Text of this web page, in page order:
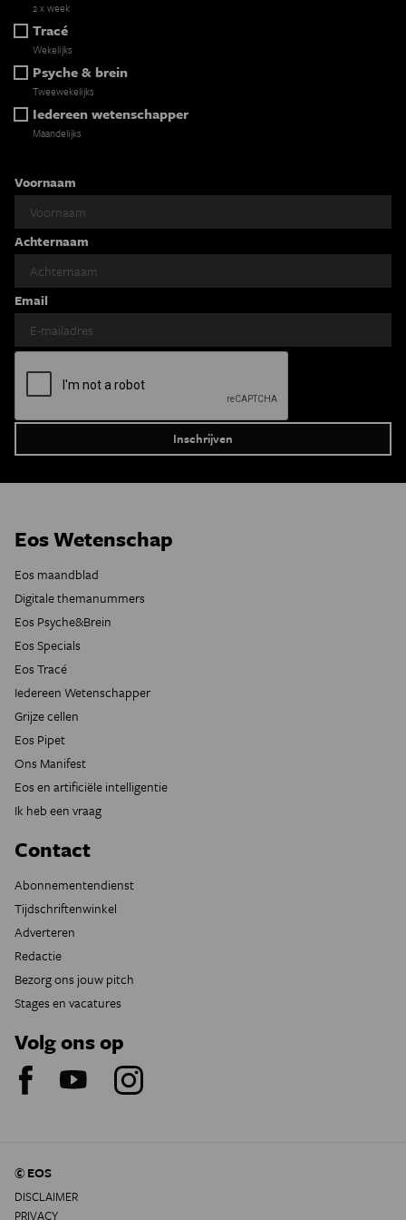
2 x week
Tracé
Wekelijks
Psyche & brein
Tweewekelijks
Iedereen wetenschapper
Maandelijks
Voornaam
Achternaam
Email
Eos Wetenschap
Eos maandblad
Digitale themanummers
Eos Psyche&Brein
Eos Specials
Eos Tracé
Iedereen Wetenschapper
Grijze cellen
Eos Pipet
Ons Manifest
Eos en artificiële intelligentie
Ik heb een vraag
Contact
Abonnementendienst
Tijdschriftenwinkel
Adverteren
Redactie
Bezorg ons jouw pitch
Stages en vacatures
Volg ons op
© EOS
DISCLAIMER
PRIVACY